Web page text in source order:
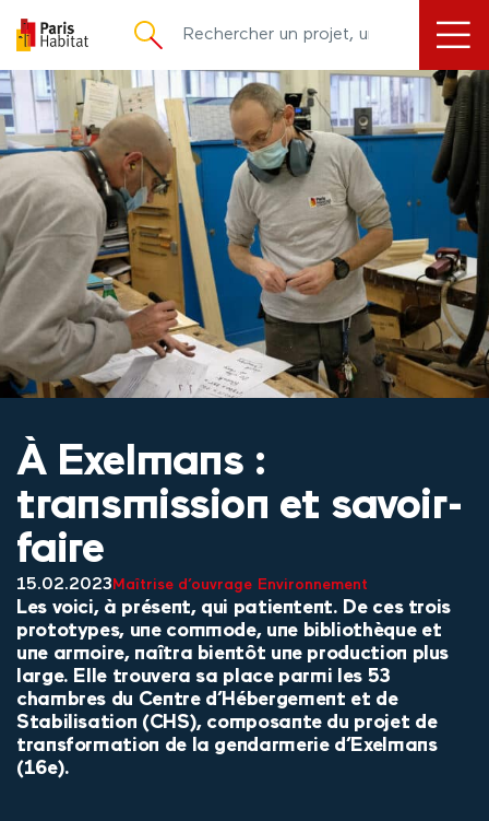
principal
À Exelmans :
transmission et savoir-
faire
15.02.2023 Maîtrise d’ouvrage Environnement
Les voici, à présent, qui patientent. De ces trois
prototypes, une commode, une bibliothèque et
une armoire, naîtra bientôt une production plus
large. Elle trouvera sa place parmi les 53
chambres du Centre d’Hébergement et de
Stabilisation (CHS), composante du projet de
transformation de la gendarmerie d’Exelmans
(16e).